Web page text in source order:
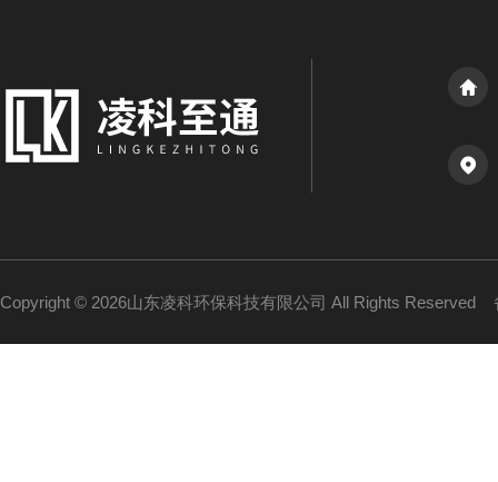
Copyright © 2026山东凌科环保科技有限公司 All Rights Reserved